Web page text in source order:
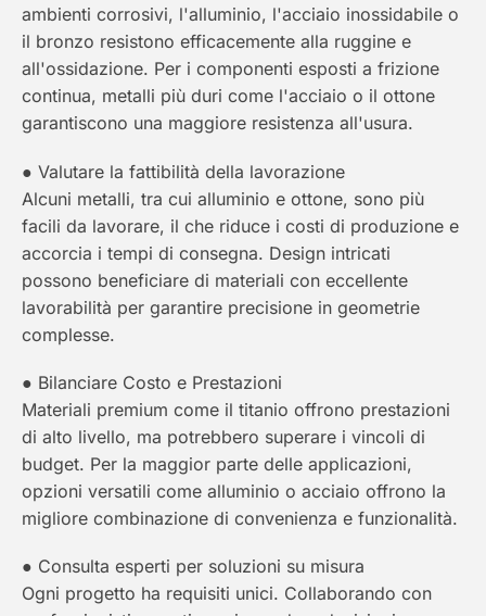
ambienti corrosivi, l'alluminio, l'acciaio inossidabile o
il bronzo resistono efficacemente alla ruggine e
all'ossidazione. Per i componenti esposti a frizione
continua, metalli più duri come l'acciaio o il ottone
garantiscono una maggiore resistenza all'usura.
● Valutare la fattibilità della lavorazione
Alcuni metalli, tra cui alluminio e ottone, sono più
facili da lavorare, il che riduce i costi di produzione e
accorcia i tempi di consegna. Design intricati
possono beneficiare di materiali con eccellente
lavorabilità per garantire precisione in geometrie
complesse.
● Bilanciare Costo e Prestazioni
Materiali premium come il titanio offrono prestazioni
di alto livello, ma potrebbero superare i vincoli di
budget. Per la maggior parte delle applicazioni,
opzioni versatili come alluminio o acciaio offrono la
migliore combinazione di convenienza e funzionalità.
● Consulta esperti per soluzioni su misura
Ogni progetto ha requisiti unici. Collaborando con